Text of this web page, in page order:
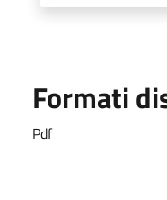
Formati
Pdf